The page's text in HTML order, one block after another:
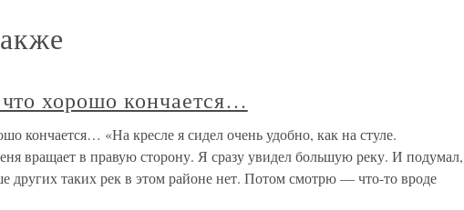
хорошо кончается…
кончается… «На кресле я сидел очень удобно, как на стуле.
вращает в правую сторону. Я сразу увидел большую реку. И подумал,
других таких рек в этом районе нет. Потом смотрю — что-то вроде